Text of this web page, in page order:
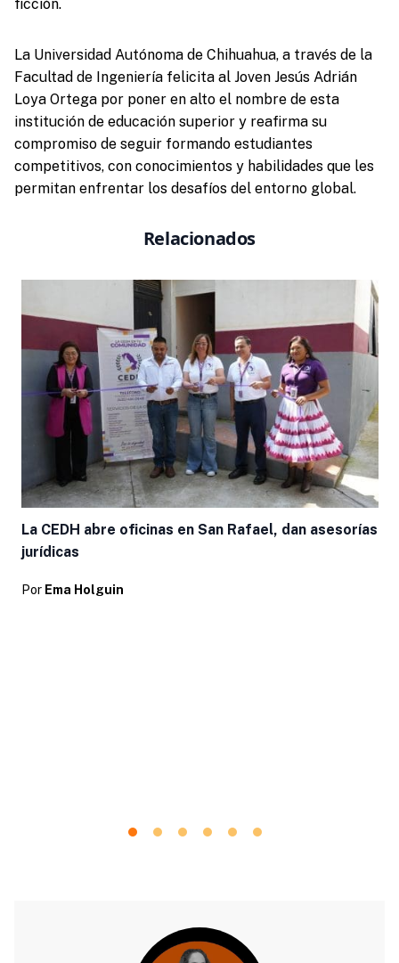
ficción.
La Universidad Autónoma de Chihuahua, a través de la
Facultad de Ingeniería felicita al Joven Jesús Adrián
Loya Ortega por poner en alto el nombre de esta
institución de educación superior y reafirma su
compromiso de seguir formando estudiantes
competitivos, con conocimientos y habilidades que les
permitan enfrentar los desafíos del entorno global.
Relacionados
La CEDH abre oficinas en San Rafael, dan asesorías
jurídicas
Por Ema Holguin